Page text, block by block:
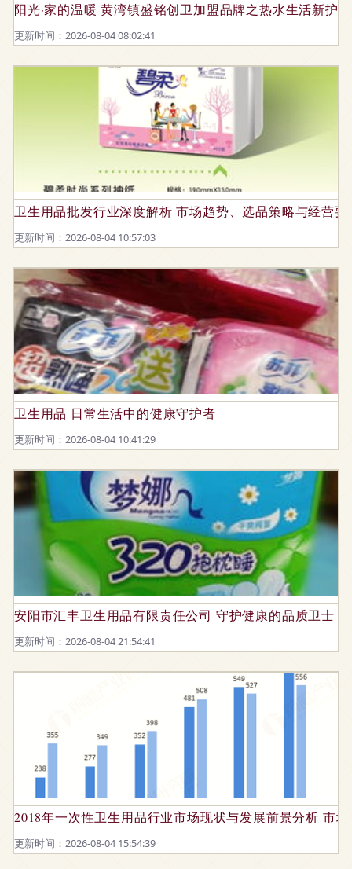
阳光·家的温暖 黄湾镇盛铭创卫加盟品牌之热水生活新护理
更新时间：2026-08-04 08:02:41
卫生用品批发行业深度解析 市场趋势、选品策略与经营要
更新时间：2026-08-04 10:57:03
卫生用品 日常生活中的健康守护者
更新时间：2026-08-04 10:41:29
安阳市汇丰卫生用品有限责任公司 守护健康的品质卫士
更新时间：2026-08-04 21:54:41
2018年一次性卫生用品行业市场现状与发展前景分析 市
更新时间：2026-08-04 15:54:39